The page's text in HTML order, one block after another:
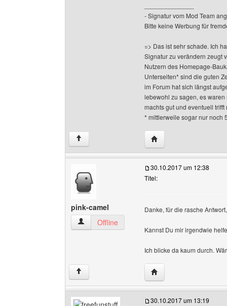
- Signatur vom Mod Team
Bitte keine Werbung für
=> Das ist sehr schade. Ich
Signatur zu verändern zeugt
Nutzern des Homepage-
Unterseiten* sind die guten
im Forum hat sich längst
lebewohl zu sagen, es
machts gut und eventuell
* mittlerweile sogar nur noch
↑ Website dieses
pink-camel
pink-camel Benutzer-Profile anzeigen
Offline
30.10.2017 um 12:38
Titel:
Danke, für die rasche
Kannst Du mir irgendwie
Ich blicke da kaum durch.
↑ Website dieses
30.10.2017 um 13:19